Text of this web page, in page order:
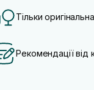
Тільки
Рекомендації від